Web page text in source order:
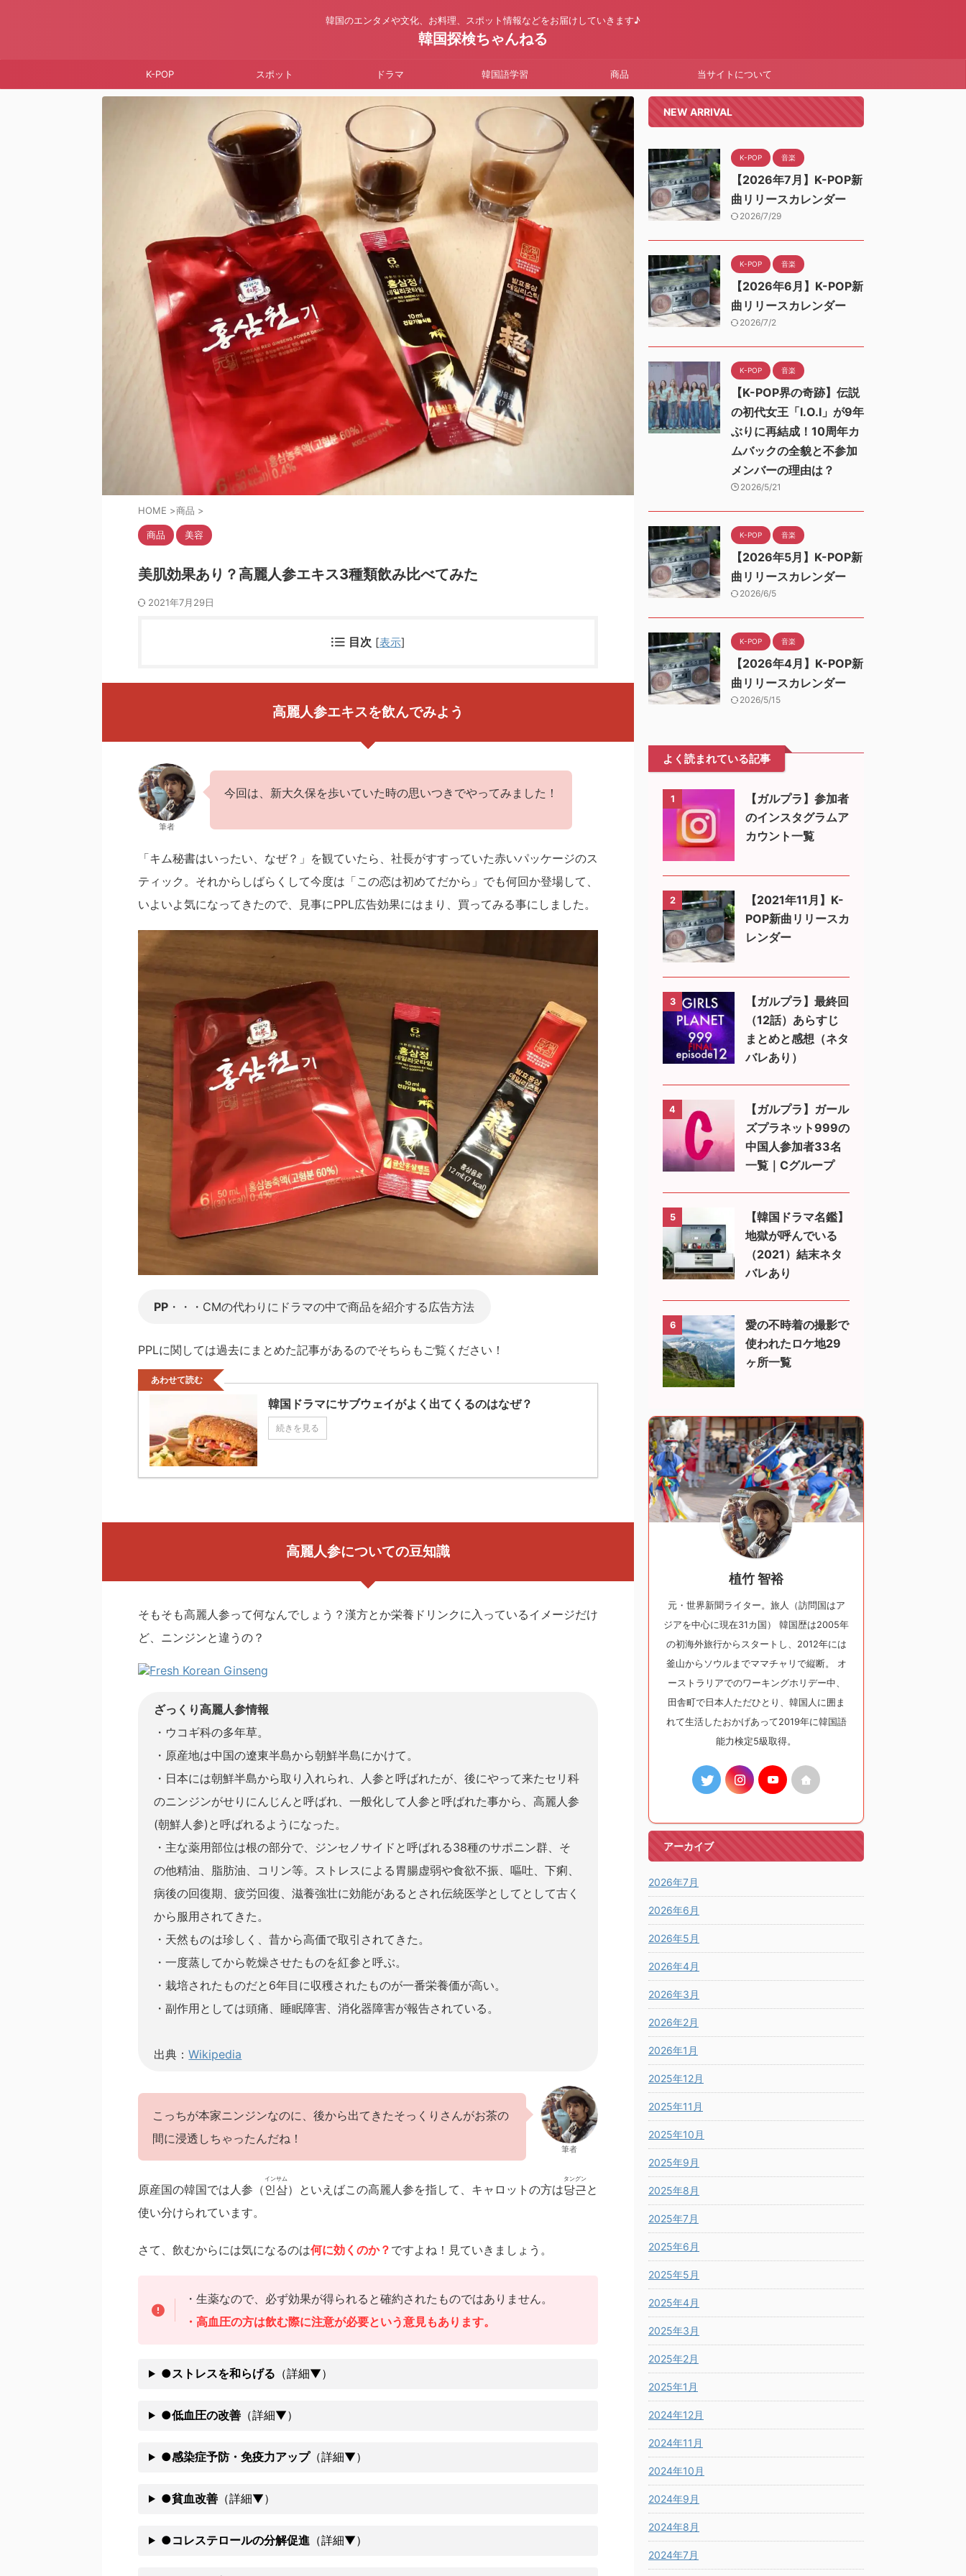
韓国のエンタメや文化、お料理、スポット情報などをお届けしていきます♪
韓国探検ちゃんねる
K-POP スポット ドラマ 韓国語学習 商品 当サイトについて
HOME >商品 >
商品 美容
美肌効果あり？高麗人参エキス3種類飲み比べてみた
2021年7月29日
目次 [表示]
高麗人参エキスを飲んでみよう
筆者
今回は、新大久保を歩いていた時の思いつきでやってみました！
「キム秘書はいったい、なぜ？」を観ていたら、社長がすすっていた赤いパッケージのス
ティック。それからしばらくして今度は「この恋は初めてだから」でも何回か登場して、
いよいよ気になってきたので、見事にPPL広告効果にはまり、買ってみる事にしました。
PP ・・・CMの代わりにドラマの中で商品を紹介する広告方法
PPLに関しては過去にまとめた記事があるのでそちらもご覧ください！
あわせて読む
韓国ドラマにサブウェイがよく出てくるのはなぜ？
続きを見る
高麗人参についての豆知識
そもそも高麗人参って何なんでしょう？漢方とか栄養ドリンクに入っているイメージだけ
ど、ニンジンと違うの？
ざっくり高麗人参情報
・ウコギ科の多年草。
・原産地は中国の遼東半島から朝鮮半島にかけて。
・日本には朝鮮半島から取り入れられ、人参と呼ばれたが、後にやって来たセリ科
のニンジンがせりにんじんと呼ばれ、一般化して人参と呼ばれた事から、高麗人参
(朝鮮人参)と呼ばれるようになった。
・主な薬用部位は根の部分で、ジンセノサイドと呼ばれる38種のサポニン群、そ
の他精油、脂肪油、コリン等。ストレスによる胃腸虚弱や食欲不振、嘔吐、下痢、
病後の回復期、疲労回復、滋養強壮に効能があるとされ伝統医学としてとして古く
から服用されてきた。
・天然ものは珍しく、昔から高価で取引されてきた。
・一度蒸してから乾燥させたものを紅参と呼ぶ。
・栽培されたものだと6年目に収穫されたものが一番栄養価が高い。
・副作用としては頭痛、睡眠障害、消化器障害が報告されている。
出典：Wikipedia
こっちが本家ニンジンなのに、後から出てきたそっくりさんがお茶の
間に浸透しちゃったんだね！
筆者
原産国の韓国では人参（인삼
インサム
）といえばこの高麗人参を指して、キャロットの方は당근
タングン
と
使い分けられています。
さて、飲むからには気になるのは何に効くのか？ ですよね！見ていきましょう。
・生薬なので、必ず効果が得られると確約されたものではありません。
・高血圧の方は飲む際に注意が必要という意見もあります。
●ストレスを和らげる （詳細▼）
●低血圧の改善（詳細▼）
●感染症予防・免疫力アップ（詳細▼）
●貧血改善（詳細▼）
●コレステロールの分解促進（詳細▼）
NEW ARRIVAL
K-POP 音楽
【2026年7月】K-POP新
曲リリースカレンダー
2026/7/29
K-POP 音楽
【2026年6月】K-POP新
曲リリースカレンダー
2026/7/2
K-POP 音楽
【K-POP界の奇跡】伝説
の初代女王「I.O.I」が9年
ぶりに再結成！10周年カ
ムバックの全貌と不参加
メンバーの理由は？
2026/5/21
K-POP 音楽
【2026年5月】K-POP新
曲リリースカレンダー
2026/6/5
K-POP 音楽
【2026年4月】K-POP新
曲リリースカレンダー
2026/5/15
よく読まれている記事
1
【ガルプラ】参加者
のインスタグラムア
カウント一覧
2
【2021年11月】K-
POP新曲リリースカ
レンダー
3
【ガルプラ】最終回
（12話）あらすじ
まとめと感想（ネタ
バレあり）
4
【ガルプラ】ガール
ズプラネット999の
中国人参加者33名
一覧｜Cグループ
5
【韓国ドラマ名鑑】
地獄が呼んでいる
（2021）結末ネタ
バレあり
6
愛の不時着の撮影で
使われたロケ地29
ヶ所一覧
植竹 智裕
元・世界新聞ライター。旅人（訪問国はア
ジアを中心に現在31カ国） 韓国歴は2005年
の初海外旅行からスタートし、2012年には
釜山からソウルまでママチャリで縦断。 オ
ーストラリアでのワーキングホリデー中、
田舎町で日本人ただひとり、韓国人に囲ま
れて生活したおかげあって2019年に韓国語
能力検定5級取得。
アーカイブ
2026年7月
2026年6月
2026年5月
2026年4月
2026年3月
2026年2月
2026年1月
2025年12月
2025年11月
2025年10月
2025年9月
2025年8月
2025年7月
2025年6月
2025年5月
2025年4月
2025年3月
2025年2月
2025年1月
2024年12月
2024年11月
2024年10月
2024年9月
2024年8月
2024年7月